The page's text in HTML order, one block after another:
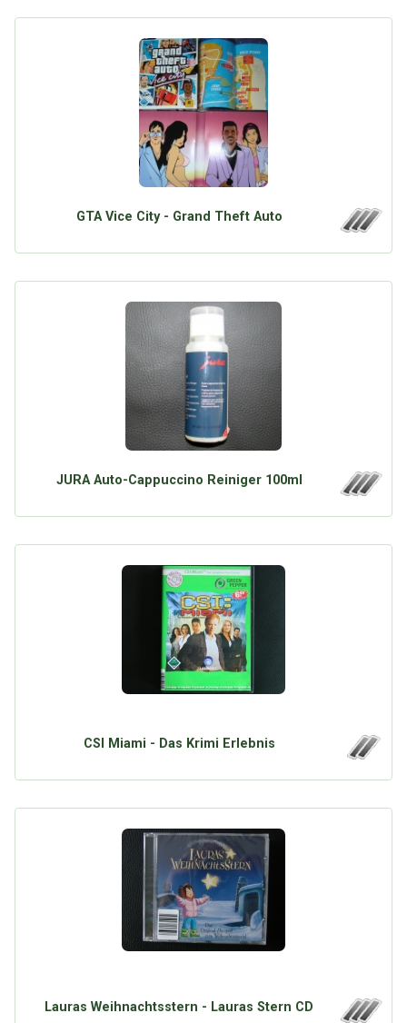
GTA Vice City - Grand Theft Auto
JURA Auto-Cappuccino Reiniger 100ml
CSI Miami - Das Krimi Erlebnis
Lauras Weihnachtsstern - Lauras Stern CD